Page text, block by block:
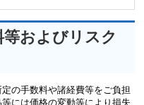
およびリスク
の手数料や諸経費等をご負担
には価格の変動等により損失